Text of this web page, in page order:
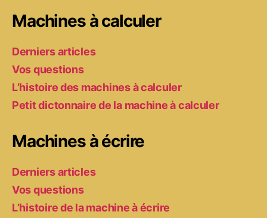
Machines à calculer
Derniers articles
Vos questions
L’histoire des machines à calculer
Petit dictonnaire de la machine à calculer
Machines à écrire
Derniers articles
Vos questions
L’histoire de la machine à écrire